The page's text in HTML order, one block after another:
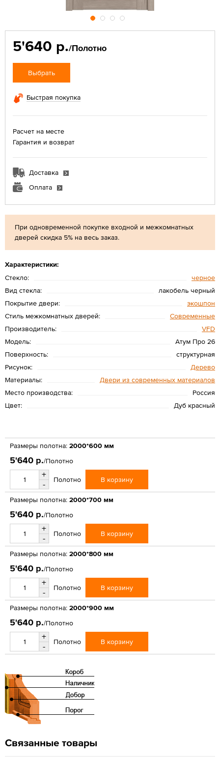
При одновременной покупке входной и межкомнатных
дверей скидка 5% на весь заказ.
Характеристики:
Стекло:
черное
Вид стекла:
лакобель черный
Покрытие двери:
экошпон
Стиль межкомнатных дверей:
Современные
Производитель:
VFD
Модель:
Атум Про 26
Поверхность:
структурная
Рисунок:
Дерево
Материалы:
Двери из современных материалов
Место производства:
Россия
Цвет:
Дуб красный
5'640 р./Полотно
Выбрать
Быстрая покупка
Расчет на месте
Гарантия и возврат
Доставка
Оплата
Размеры полотна: 2000*600 мм
5'640 р./Полотно
+
-
Полотно В корзину
Размеры полотна: 2000*700 мм
5'640 р./Полотно
+
-
Полотно В корзину
Размеры полотна: 2000*800 мм
5'640 р./Полотно
+
-
Полотно В корзину
Размеры полотна: 2000*900 мм
5'640 р./Полотно
+
-
Полотно В корзину
Связанные товары